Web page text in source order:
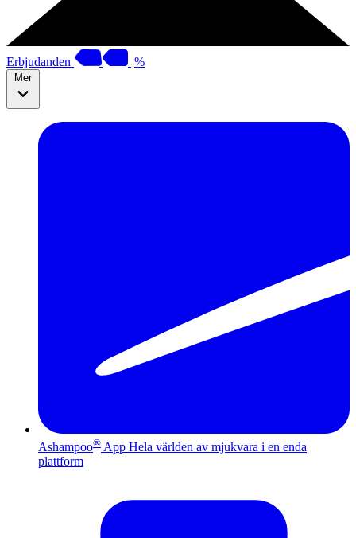
Erbjudanden %
Mer
Ashampoo® App Hela världen av mjukvara i en enda
plattform